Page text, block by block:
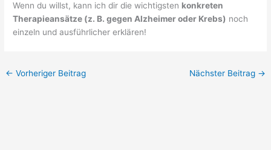
Wenn du willst, kann ich dir die wichtigsten konkreten
Therapieansätze (z. B. gegen Alzheimer oder Krebs) noch
einzeln und ausführlicher erklären!
← Vorheriger Beitrag Nächster Beitrag →